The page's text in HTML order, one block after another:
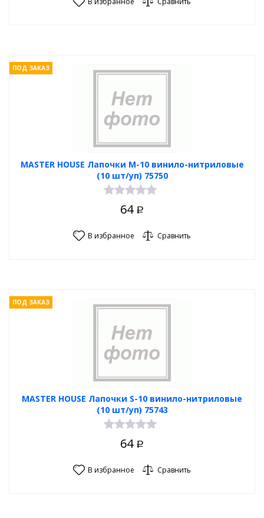
MASTER HOUSE Лапочки M-10 винило-нитриловые
(10 шт/уп) 75750
ПОД ЗАКАЗ
64 Р
В избранное Сравнить
MASTER HOUSE Лапочки S-10 винило-нитриловые
(10 шт/уп) 75743
ПОД ЗАКАЗ
64 Р
В избранное Сравнить